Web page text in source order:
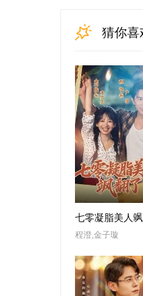
猜你喜
七零凝脂美人
程澄,金子璇